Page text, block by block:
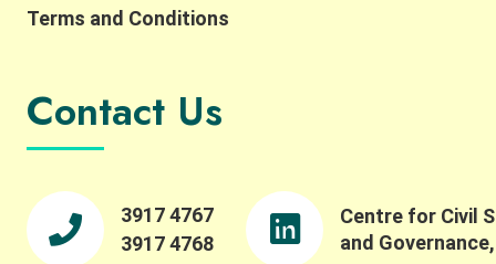
Terms and Conditions
Contact Us
3917 4767
3917 4768
Centre for Civil
and